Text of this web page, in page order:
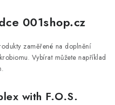
001shop.cz
zaměřené na doplnění
Vybírat můžete například
with F.O.S.